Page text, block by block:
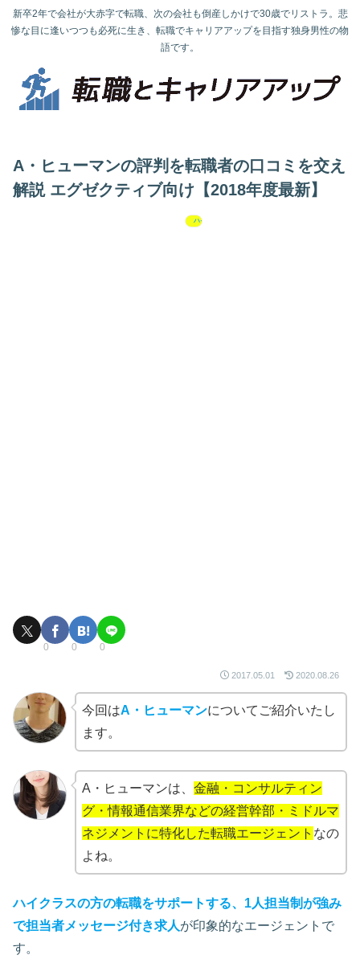
新卒2年で会社が大赤字で転職、次の会社も倒産しかけで30歳でリストラ。悲
惨な目に逢いつつも必死に生き、転職でキャリアアップを目指す独身男性の物
語です。
A・ヒューマンの評判を転職者の口コミを交え
解説 エグゼクティブ向け【2018年度最新】
ハイクラス転職求人
0 0 0
2017.05.01 2020.08.26
今回はA・ヒューマンについてご紹介いたし
ます。
A・ヒューマンは、 金融・コンサルティン
グ・情報通信業界などの経営幹部・ミドルマ
ネジメントに特化した転職エージェント なの
よね。
ハイクラスの方の転職をサポートする、1人担当制が強み
で担当者メッセージ付き求人が印象的なエージェントで
す。